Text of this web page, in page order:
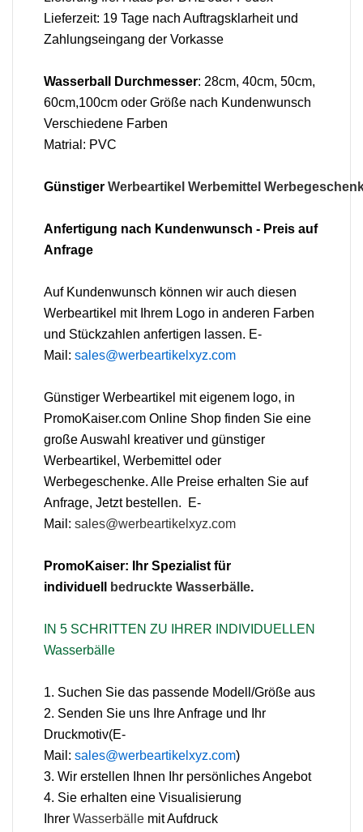
Lieferzeit: 19 Tage nach Auftragsklarheit und
Zahlungseingang der Vorkasse
Wasserball Durchmesser: 28cm, 40cm, 50cm,
60cm,100cm oder Größe nach Kundenwunsch
Verschiedene Farben
Matrial: PVC
GünstigerWerbeartikel Werbemittel
Anfertigung nach Kundenwunsch - Preis auf
Anfrage
Auf Kundenwunsch können wir auch diesen
Werbeartikel mit Ihrem Logo in anderen Farben
und Stückzahlen anfertigen lassen. E-
Mail:sales@werbeartikelxyz.com
GünstigerWerbeartikel mit eigenem logo, in
PromoKaiser.com Online Shop finden Sie eine
große Auswahl kreativer und günstiger
Werbeartikel, Werbemittel oder
Werbegeschenke. Alle Preise erhalten Sie auf
Anfrage, Jetzt bestellen. E-
Mail:sales@werbeartikelxyz.com
PromoKaiser: Ihr Spezialist für
individuell
bedruckte Wasserbälle.
IN 5 SCHRITTEN ZU IHRER INDIVIDUELLEN
Wasserbälle
1. Suchen Sie das passende Modell/Größe aus
2. Senden Sie uns Ihre Anfrage und Ihr
Druckmotiv(E-
Mail:sales@werbeartikelxyz.com)
3. Wir erstellen Ihnen Ihr persönliches Angebot
4. Sie erhalten eine Visualisierung
IhrerWasserbälle mit Aufdruck